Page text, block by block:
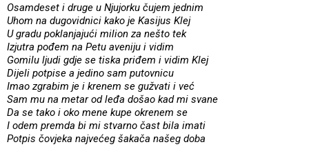
Osamdeset i druge u Njujorku čujem jednim
Uhom na dugovidnici kako je Kasijus Klej
U gradu poklanjajući milion za nešto tek
Izjutra pođem na Petu aveniju i vidim
Gomilu ljudi gdje se tiska priđem i vidim Klej
Dijeli potpise a jedino sam putovnicu
Imao zgrabim je i krenem se gužvati i već
Sam mu na metar od leđa došao kad mi svane
Da se tako i oko mene kupe okrenem se
I odem premda bi mi stvarno čast bila imati
Potpis čovjeka najvećeg šakača našeg doba